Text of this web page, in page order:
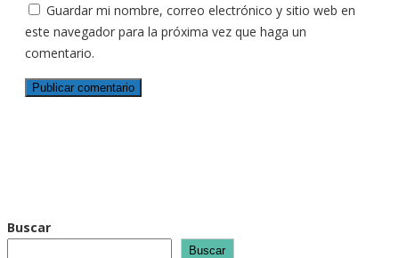
Guardar mi nombre, correo electrónico y sitio web en
este navegador para la próxima vez que haga un
comentario.
Buscar
Buscar